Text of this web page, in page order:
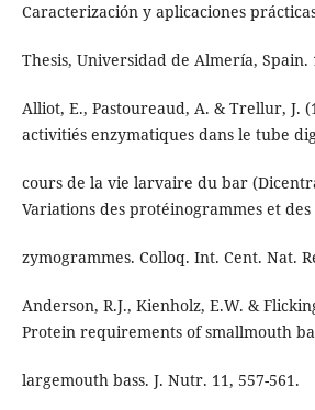
Caracterización y aplicaciones
Thesis, Universidad de Almería, Spain.
Alliot, E., Pastoureaud, A. & Trellur, J.
activitiés enzymatiques dans le tube
cours de la vie larvaire du bar
Variations des protéinogrammes et des
zymogrammes. Colloq. Int. Cent. Nat.
Anderson, R.J., Kienholz, E.W. &
Protein requirements of smallmouth
largemouth bass. J. Nutr. 11, 557-561.